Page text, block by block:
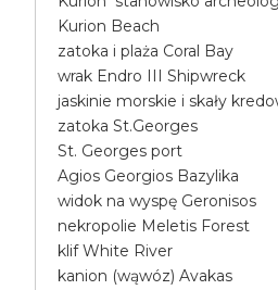
Kurion Beach
zatoka i plaża Coral Bay
wrak Endro III Shipwreck
jaskinie morskie i skały
zatoka St.Georges
St. Georges port
Agios Georgios Bazylika
widok na wyspę Geronisos
nekropolie Meletis Forest
klif White River
kanion (wąwóz) Avakas